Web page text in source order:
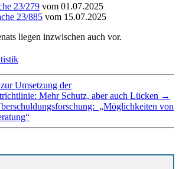
23/279 vom 01.07.2025
23/885 vom 15.07.2025
liegen inzwischen auch vor.
Umsetzung der
Mehr Schutz, aber auch Lücken →
„Möglichkeiten von